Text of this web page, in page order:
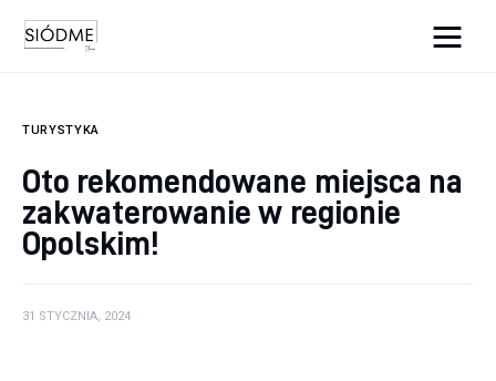
Uroda
Edukacja
Dom i ogród
TURYSTYKA
Oto rekomendowane miejsca na
zakwaterowanie w regionie
Opolskim!
31 STYCZNIA, 2024